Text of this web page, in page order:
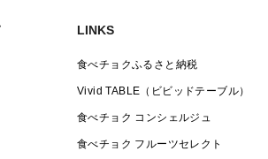
LINKS
食べチョクふるさと納税
Vivid TABLE（ビビッドテーブル）
食べチョク コンシェルジュ
食べチョク フルーツセレクト